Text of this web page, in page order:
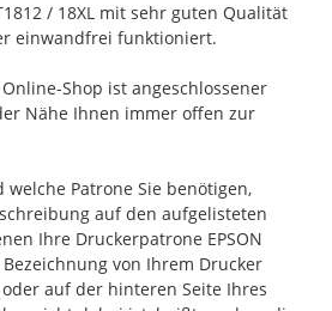
/ 18XL mit sehr guten Qualität
einwandfrei funktioniert.
Shop ist angeschlossener
Nähe Ihnen immer offen zur
Patrone Sie benötigen,
auf den aufgelisteten
Ihre Druckerpatrone EPSON
Bezeichnung von Ihrem Drucker
auf der hinteren Seite Ihres